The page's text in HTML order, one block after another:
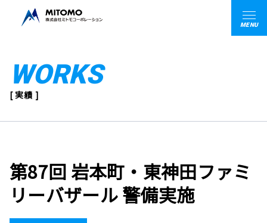
MENU
WORKS
[ 実績 ]
第87回 岩本町・東神田ファミ
リーバザール 警備実施